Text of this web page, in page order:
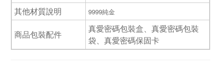
其他材質說明
9999純金
商品包裝配件
真愛密碼包裝盒、真愛密碼包裝
袋、真愛密碼保固卡